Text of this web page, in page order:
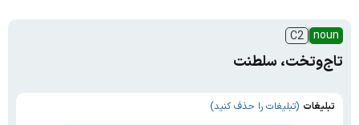
noun
C2
تاج‌وتخت، سلطنت
تبلیغات (تبلیغات را حذف کنید)